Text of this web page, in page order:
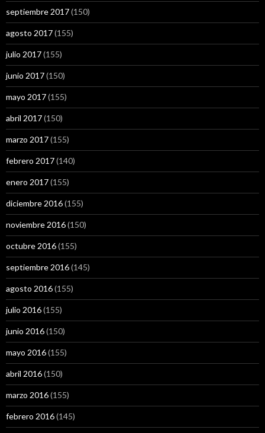
septiembre 2017(150)
agosto 2017(155)
julio 2017(155)
junio 2017(150)
mayo 2017(155)
abril 2017(150)
marzo 2017(155)
febrero 2017(140)
enero 2017(155)
diciembre 2016(155)
noviembre 2016(150)
octubre 2016(155)
septiembre 2016(145)
agosto 2016(155)
julio 2016(155)
junio 2016(150)
mayo 2016(155)
abril 2016(150)
marzo 2016(155)
febrero 2016(145)